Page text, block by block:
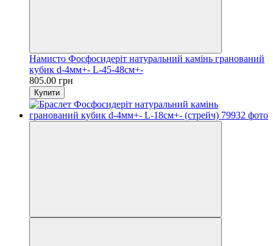
Намисто Фосфосидеріт натуральний камінь гранований
кубик d-4мм+- L-45-48см+-
805.00 грн
Купити